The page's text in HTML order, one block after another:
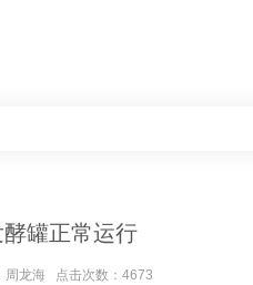
罐正常运行
龙海 点击次数：4673